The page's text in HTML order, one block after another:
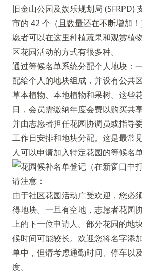
旧金山公园及娱乐规划局 (SFRPD)
市的 42 个（且数量还在不断增加
愿者可以在这里种植蔬果和观赏植
区花园活动的方式有很多种。
通过等候名单系统分配个人地块：
配给个人的地块组成，并设有公共
草本植物、本地植物和果树。这些
日，会员需缴纳年度会费以购买共
并由志愿者担任花园协调员或指导
工作日安排和地块分配。这是最常
人可以申请加入特定花园的等候名单
请注意：
由于社区花园活动广受欢迎，您必
得地块。一旦有空地，志愿者花园
上的下一位申请人。部分花园的地
候时间可能较长。欢迎您将名字添
单中，但请考虑通勤时间、停车以
度。